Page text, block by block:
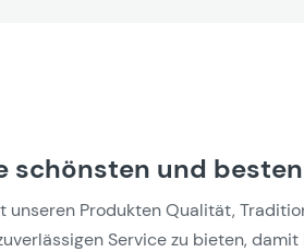
schönsten und
Produkten Qualität,
Service zu bieten,